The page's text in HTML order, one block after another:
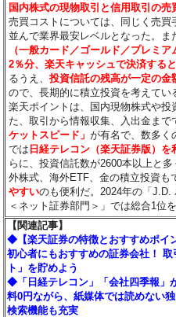
国内株式の現物取引と信用取引の売
売買コストについては、同じく売
並んで業界最安レベルとなった。ま
（一般カード／ゴールド／プレミ
2％分、楽天キャッシュで決済する
るうえ、投資信託の残高が一定の金
ので、長期的に積立投資を考えて
楽天ポイントは、国内現物株式や投
た、取引から情報収集、入出金まで
ケットスピード」が有名で、数多く
では 日経テレコン（楽天証券版）
らに、投資信託数が2600本以上と
外株式、海外ETF、金の積立投資も
やすいのも便利だ。2024年の「
＜ネット証券部門＞」では総合1位を
【関連記事】
◆【楽天証券の特徴とおすすめポイ
初心者にもおすすめの証券会社！
ト」を貯めよう
◆「日経テレコン」「会社四季報」
料0円ながら、紙媒体では読めない
検索機能も充実